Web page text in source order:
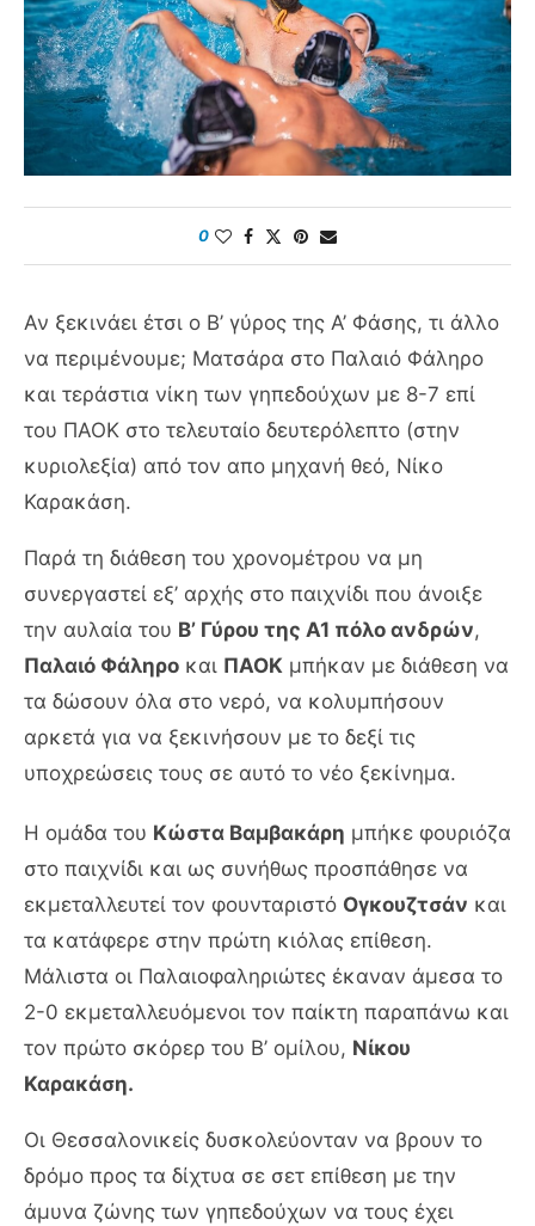
0
Αν ξεκινάει έτσι ο Β’ γύρος της Α’ Φάσης, τι άλλο
να περιμένουμε; Ματσάρα στο Παλαιό Φάληρο
και τεράστια νίκη των γηπεδούχων με 8-7 επί
του ΠΑΟΚ στο τελευταίο δευτερόλεπτο (στην
κυριολεξία) από τον απο μηχανή θεό, Νίκο
Καρακάση.
Παρά τη διάθεση του χρονομέτρου να μη
συνεργαστεί εξ’ αρχής στο παιχνίδι που άνοιξε
την αυλαία του Β’ Γύρου της Α1 πόλο ανδρών,
Παλαιό Φάληρο και ΠΑΟΚ μπήκαν με διάθεση να
τα δώσουν όλα στο νερό, να κολυμπήσουν
αρκετά για να ξεκινήσουν με το δεξί τις
υποχρεώσεις τους σε αυτό το νέο ξεκίνημα.
Η ομάδα του Κώστα Βαμβακάρη μπήκε φουριόζα
στο παιχνίδι και ως συνήθως προσπάθησε να
εκμεταλλευτεί τον φουνταριστό Ογκουζτσάν και
τα κατάφερε στην πρώτη κιόλας επίθεση.
Μάλιστα οι Παλαιοφαληριώτες έκαναν άμεσα το
2-0 εκμεταλλευόμενοι τον παίκτη παραπάνω και
τον πρώτο σκόρερ του Β’ ομίλου, Νίκου
Καρακάση.
Οι Θεσσαλονικείς δυσκολεύονταν να βρουν το
δρόμο προς τα δίχτυα σε σετ επίθεση με την
άμυνα ζώνης των γηπεδούχων να τους έχει